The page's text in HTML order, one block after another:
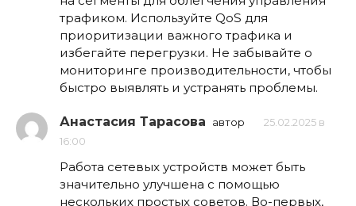
трафиком. Используйте QoS для
приоритизации важного трафика и
избегайте перегрузки. Не забывайте о
мониторинге производительности, чтобы
быстро выявлять и устранять проблемы.
Анастасия Тарасова автор
25.02.2025 в
16:00
Работа сетевых устройств может быть
значительно улучшена с помощью
нескольких простых советов. Во-первых,